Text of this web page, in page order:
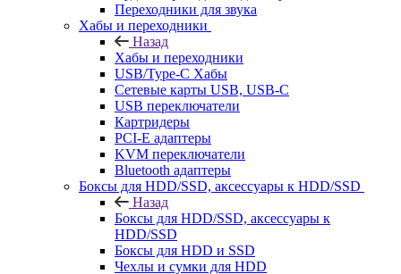
Переходники для звука
Хабы и переходники
Назад
Хабы и переходники
USB/Type-C Хабы
Сетевые карты USB, USB-C
USB переключатели
Картридеры
PCI-E адаптеры
KVM переключатели
Bluetooth адаптеры
Боксы для HDD/SSD, аксессуары к HDD/SSD
Назад
Боксы для HDD/SSD, аксессуары к
HDD/SSD
Боксы для HDD и SSD
Чехлы и сумки для HDD